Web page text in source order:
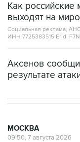
Как российские
выходят на
Социальная реклама,
ИНН 7725383515 Erid:
Аксенов
результате
МОСКВА
09:50, 7 августа 2026